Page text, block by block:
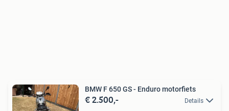
BMW F 650 GS - Enduro motorfiets
€ 2.500,- Details